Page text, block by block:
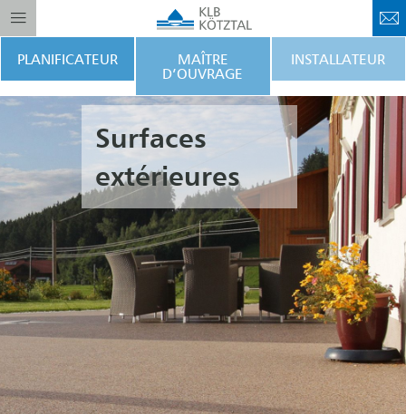
PLANIFICATEUR
MAÎTRE
D’OUVRAGE
INSTALLATEUR
Surfaces
extérieures